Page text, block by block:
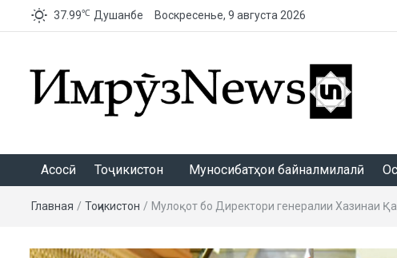
37.99℃ Душанбе Воскресенье, 9 августа 2026
Асосӣ Тоҷикистон Муносибатҳои байналмилалӣ
Главная / Тоҷикистон / Мулоқот бо Директори генералии Хазинаи